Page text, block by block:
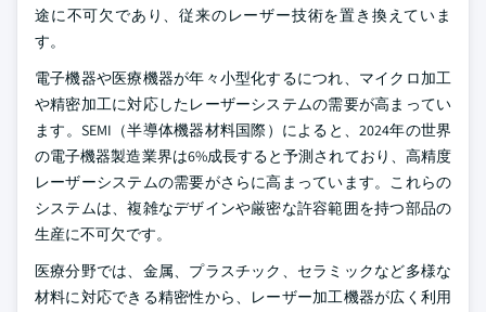
途に不可欠であり、従来のレーザー技術を置き換えていま
す。
電子機器や医療機器が年々小型化するにつれ、マイクロ加工
や精密加工に対応したレーザーシステムの需要が高まってい
ます。SEMI（半導体機器材料国際）によると、2024年の世界
の電子機器製造業界は6%成長すると予測されており、高精度
レーザーシステムの需要がさらに高まっています。これらの
システムは、複雑なデザインや厳密な許容範囲を持つ部品の
生産に不可欠です。
医療分野では、金属、プラスチック、セラミックなど多様な
材料に対応できる精密性から、レーザー加工機器が広く利用